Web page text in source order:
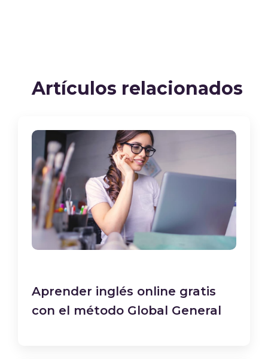
Artículos relacionados
Aprender inglés online gratis
con el método Global General